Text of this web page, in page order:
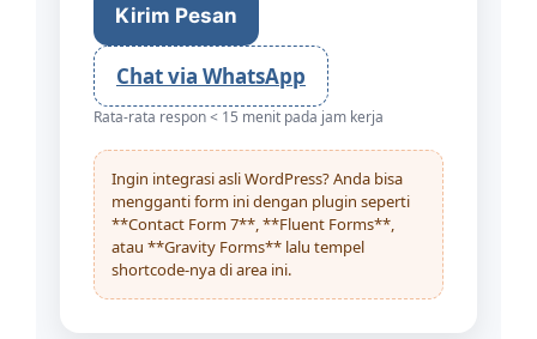
Kirim Pesan
Chat via WhatsApp
Rata-rata respon < 15 menit pada jam kerja
Ingin integrasi asli WordPress? Anda bisa
mengganti form ini dengan plugin seperti
**Contact Form 7**, **Fluent Forms**,
atau **Gravity Forms** lalu tempel
shortcode-nya di area ini.